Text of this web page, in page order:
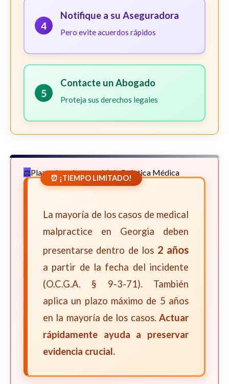
4
Notifique a su Aseguradora
Pero evite acuerdos rápidos
5
Contacte un Abogado
Proteja sus derechos legales
Plazos Legales para Mala Práctica Médica
⏰ ¡TIEMPO LIMITADO!
La mayoría de los casos de medical
malpractice en Georgia deben
presentarse dentro de los 2 años
a partir de la fecha del incidente
(O.C.G.A. § 9-3-71). También
aplica un plazo máximo de 5 años
en la mayoría de los casos. Actuar
rápidamente ayuda a preservar
evidencia crucial.